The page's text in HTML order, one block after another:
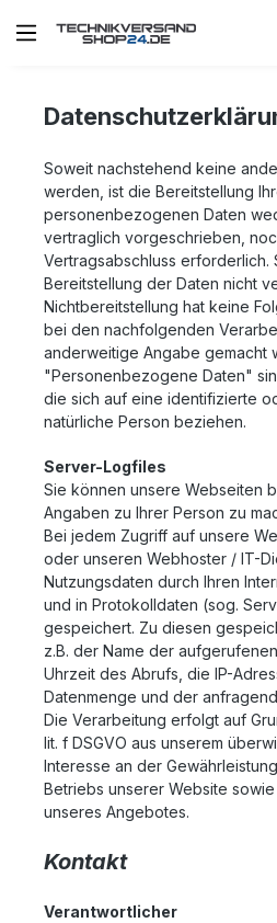
Zum Hauptinhalt springen
Soweit nachstehend keine
werden, ist die Bereitstellung
personenbezogenen Daten
vertraglich vorgeschrieben,
Vertragsabschluss erforderlich.
Bereitstellung der Daten nicht
Nichtbereitstellung hat keine
bei den nachfolgenden
anderweitige Angabe gemacht
"Personenbezogene Daten"
die sich auf eine identifizierte
natürliche Person beziehen.
Server-Logfiles
Sie können unsere Webseiten
Angaben zu Ihrer Person zu
Bei jedem Zugriff auf unsere
oder unseren Webhoster / IT-
Nutzungsdaten durch Ihren
und in Protokolldaten (sog.
gespeichert. Zu diesen
z.B. der Name der
Uhrzeit des Abrufs, die IP-
Datenmenge und der
Die Verarbeitung erfolgt auf
lit. f DSGVO aus unserem
Interesse an der
Betriebs unserer Website
unseres Angebotes.
Kontakt
Verantwortlicher